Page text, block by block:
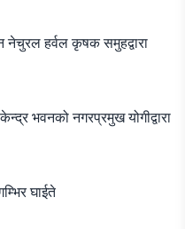
नेचुरल हर्वल कृषक समुहद्वारा
भवनको नगरप्रमुख योगीद्वारा
घाईते